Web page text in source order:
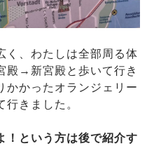
く、わたしは全部周る体
殿→新宮殿と歩いて行き
かかったオランジェリー
きました。
！という方は後で紹介す